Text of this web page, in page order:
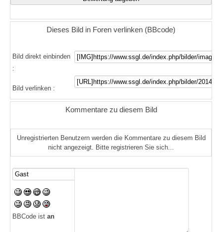
Dieses Bild in Foren verlinken (BBcode)
Bild direkt einbinden
:
Bild verlinken :
Kommentare zu diesem Bild
Unregistrierten Benutzern werden die Kommentare zu diesem Bild
nicht angezeigt. Bitte registrieren Sie sich...
BBCode ist an